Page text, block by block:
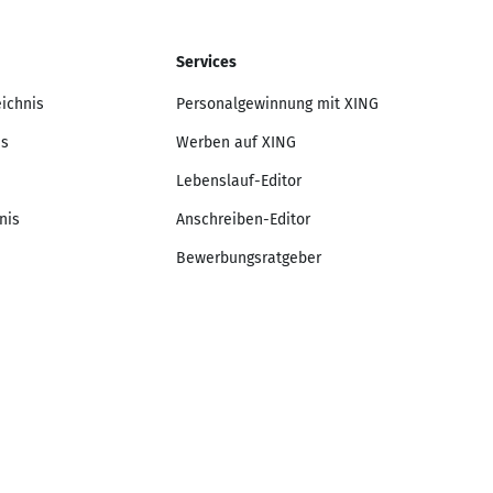
Services
Personalgewinnung mit XING
Werben auf XING
Lebenslauf-Editor
Anschreiben-Editor
Bewerbungsratgeber